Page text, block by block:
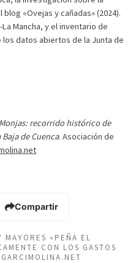
«Ovejas y cañadas» (2024).
Mancha, y el inventario de
datos abiertos de la Junta de
recorrido histórico de
de Cuenca. Asociación de
Compartir
«PEÑA EL
CON LOS GASTOS